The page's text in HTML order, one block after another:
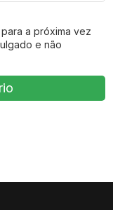
a próxima vez
e não